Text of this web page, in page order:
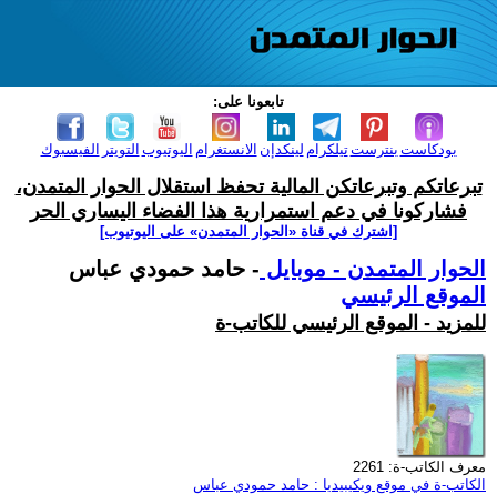
تابعونا على:
الفيسبوك التويتر اليوتيوب الانستغرام لينكدإن تيلكرامبنترست بودكاست
تبرعاتكم وتبرعاتكن المالية تحفظ استقلال الحوار المتمدن،
فشاركونا في دعم استمرارية هذا الفضاء اليساري الحر
[اشترك في قناة ‫«الحوار المتمدن» على اليوتيوب]
الحوار المتمدن - موبايل - حامد حمودي عباس
الموقع الرئيسي
للمزيد - الموقع الرئيسي للكاتب-ة
معرف الكاتب-ة: 2261
الكاتب-ة في موقع ويكيبيديا : حامد حمودي عباس